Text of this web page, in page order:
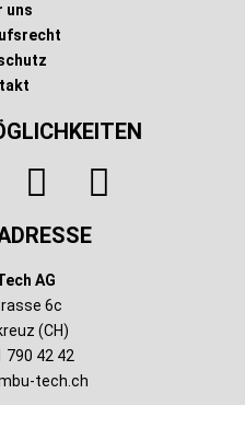
uns
AG
6c
(CH)
790 42 42
tech.ch